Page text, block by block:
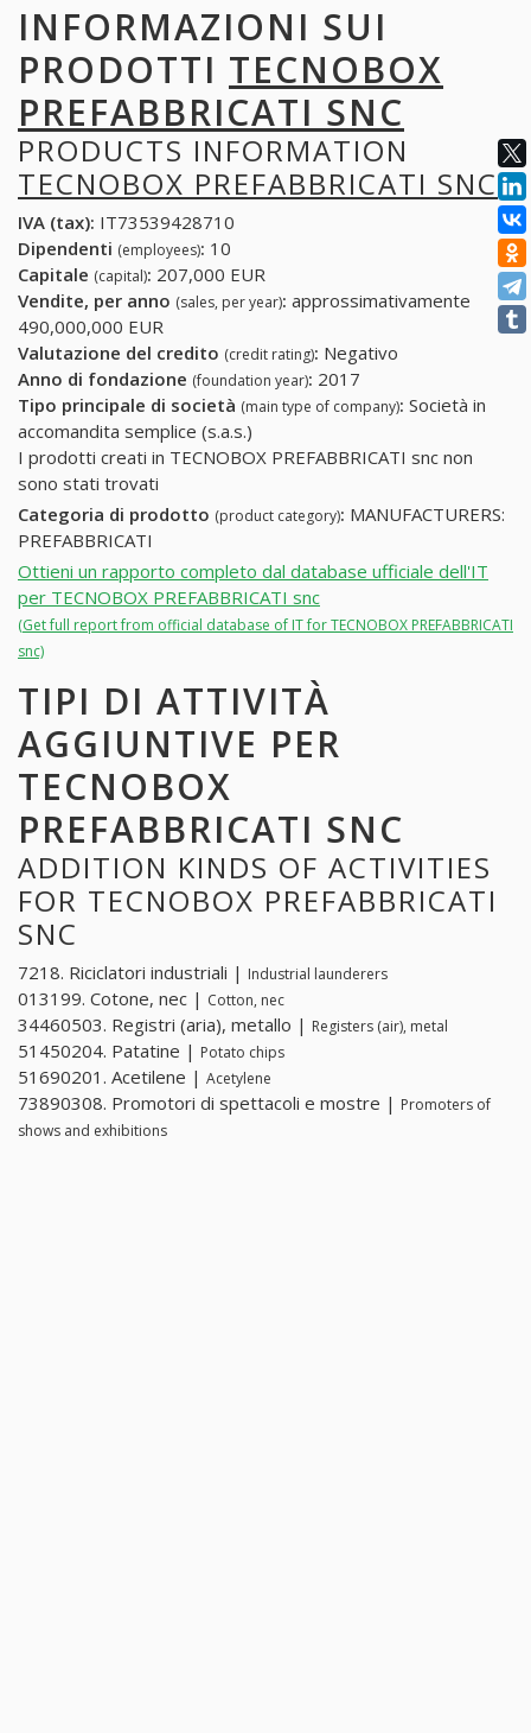
INFORMAZIONI SUI
PRODOTTI TECNOBOX
PREFABBRICATI SNC
PRODUCTS INFORMATION
TECNOBOX PREFABBRICATI SNC
IVA (tax): IT73539428710
Dipendenti (employees): 10
Capitale (capital): 207,000 EUR
Vendite, per anno (sales, per year): approssimativamente
490,000,000 EUR
Valutazione del credito (credit rating): Negativo
Anno di fondazione (foundation year): 2017
Tipo principale di società (main type of company): Società in
accomandita semplice (s.a.s.)
I prodotti creati in TECNOBOX PREFABBRICATI snc non
sono stati trovati
Categoria di prodotto (product category): MANUFACTURERS:
PREFABBRICATI
Ottieni un rapporto completo dal database ufficiale dell'IT
per TECNOBOX PREFABBRICATI snc
(Get full report from official database of IT for TECNOBOX PREFABBRICATI
snc)
TIPI DI ATTIVITÀ
AGGIUNTIVE PER
TECNOBOX
PREFABBRICATI SNC
ADDITION KINDS OF ACTIVITIES
FOR TECNOBOX PREFABBRICATI
SNC
7218. Riciclatori industriali | Industrial launderers
013199. Cotone, nec | Cotton, nec
34460503. Registri (aria), metallo | Registers (air), metal
51450204. Patatine | Potato chips
51690201. Acetilene | Acetylene
73890308. Promotori di spettacoli e mostre | Promoters of
shows and exhibitions